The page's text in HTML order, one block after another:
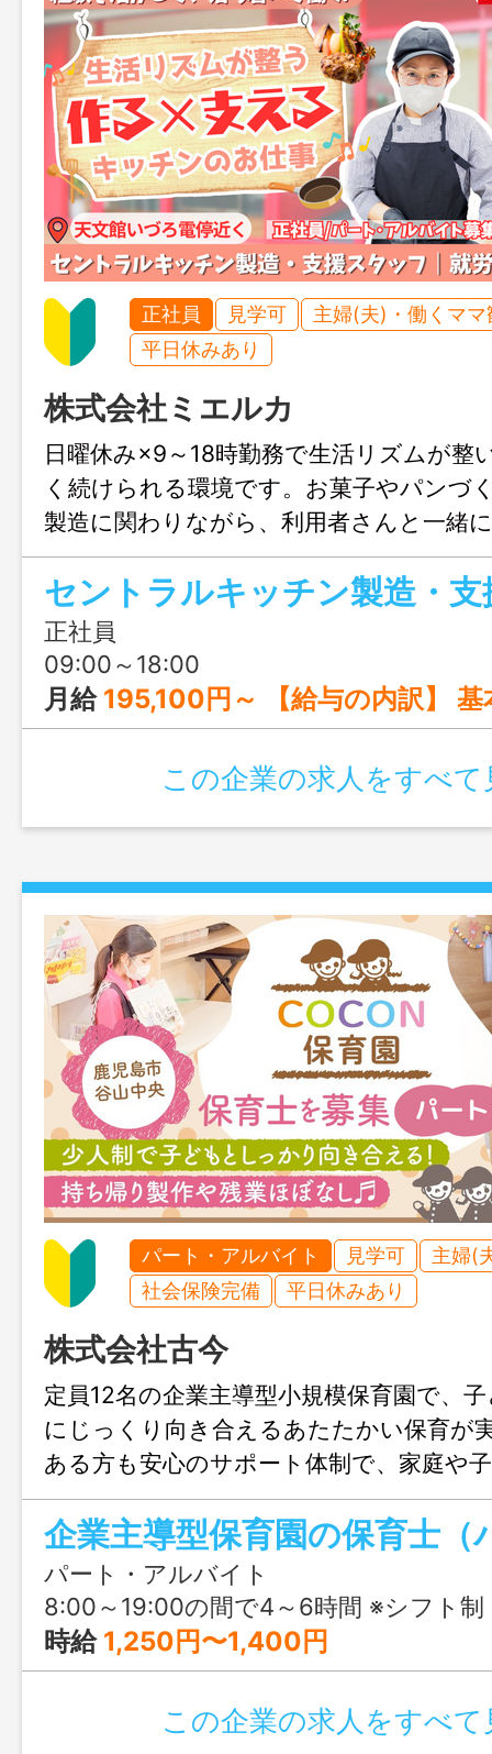
正社員 見学可
主婦(夫)・働くママ
平日休みあり
株式会社ミエルカ
日曜休み×9～18時勤務で生活リズムが整
く続けられる環境です。お菓子やパンづ
製造に関わりながら、利用者さんと一緒
も感じられます。チーム制で相談しやす
らでも安心してスタートできますよ！
正社員
09:00～18:00
月給 195,100円～ 【給与の内訳】 基本給 175,700円
この企業の求人をすべて
パート・アルバイト 見学可
主婦(
社会保険完備
平日休みあり
株式会社古今
定員12名の企業主導型小規模保育園で、
にじっくり向き合えるあたたかい保育が
ある方も安心のサポート体制で、家庭や
がら無理なく働けます◎ 残業少なめ＆柔
力です！谷山駅からすぐ！おしゃれな園
トの調理員も募集中！
企業主導型保育園の保育士（
パート・アルバイト
8:00～19:00の間で4～6時間 ※シフト制 ※就業時間のご希望
時給 1,250円〜1,400円
この企業の求人をすべて